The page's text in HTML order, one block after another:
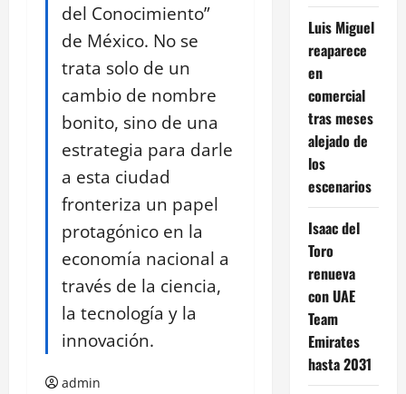
del Conocimiento”
de México. No se
trata solo de un
cambio de nombre
bonito, sino de una
estrategia para darle
a esta ciudad
fronteriza un papel
protagónico en la
economía nacional a
través de la ciencia,
la tecnología y la
innovación.
admin
Luis Miguel
reaparece
en
comercial
tras meses
alejado de
los
escenarios
Isaac del
Toro
renueva
con UAE
Team
Emirates
hasta 2031